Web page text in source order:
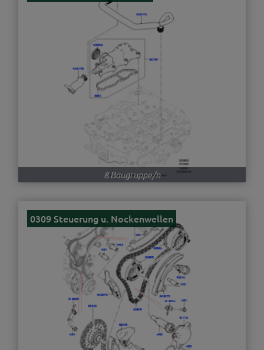
8 Baugruppe/n
0309 Steuerung u. Nockenwellen